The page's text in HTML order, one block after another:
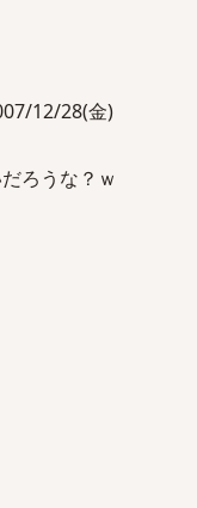
12/28(金)
ろうな？ｗ